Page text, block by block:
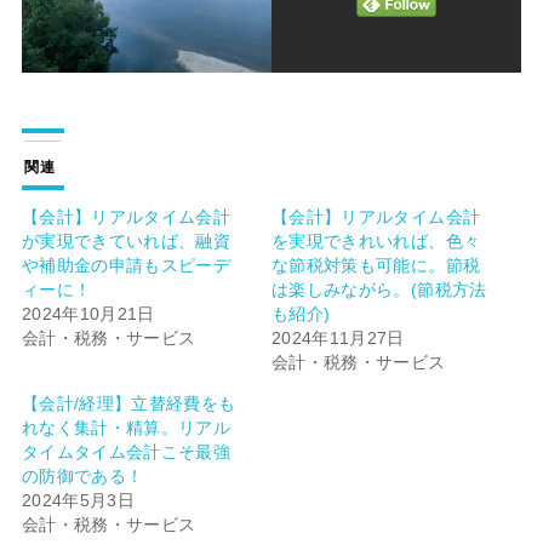
関連
【会計】リアルタイム会計
が実現できていれば、融資
や補助金の申請もスピーデ
ィーに！
2024年10月21日
会計・税務・サービス
【会計】リアルタイム会計
を実現できれいれば、色々
な節税対策も可能に。節税
は楽しみながら。(節税方法
も紹介)
2024年11月27日
会計・税務・サービス
【会計/経理】立替経費をも
れなく集計・精算。リアル
タイムタイム会計こそ最強
の防御である！
2024年5月3日
会計・税務・サービス